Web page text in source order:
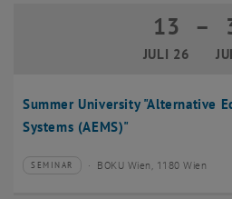
Summer University "Alternative
Systems (AEMS)"
13
JULI 26
13
–
Veranstaltungstyp:
SEMINAR
Veranstaltungsort:BOKU Wien, 1180 Wien